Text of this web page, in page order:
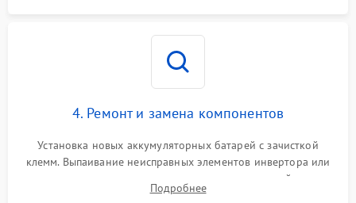
4. Ремонт и замена компонентов
Установка новых аккумуляторных батарей с зачисткой
клемм. Выпаивание неисправных элементов инвертора или
цепи зарядки и монтаж новых радиодеталей.
Восстановление поврежденных токоведущих дорожек и
Подробнее